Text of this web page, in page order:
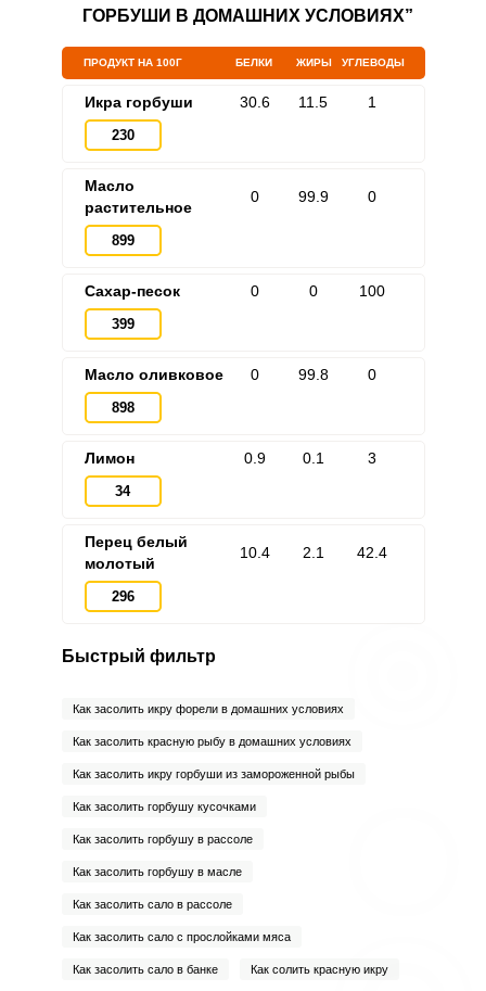
ГОРБУШИ В ДОМАШНИХ УСЛОВИЯХ”
ПРОДУКТ НА 100Г БЕЛКИ ЖИРЫ УГЛЕВОДЫ
Икра горбуши
230
30.6 11.5 1
Масло
растительное
899
0 99.9 0
Сахар-песок
399
0 0 100
Масло оливковое
898
0 99.8 0
Лимон
34
0.9 0.1 3
Перец белый
молотый
296
10.4 2.1 42.4
Быстрый фильтр
Как засолить икру форели в домашних условиях
Как засолить красную рыбу в домашних условиях
Как засолить икру горбуши из замороженной рыбы
Как засолить горбушу кусочками
Как засолить горбушу в рассоле
Как засолить горбушу в масле
Как засолить сало в рассоле
Как засолить сало с прослойками мяса
Как засолить сало в банке Как солить красную икру